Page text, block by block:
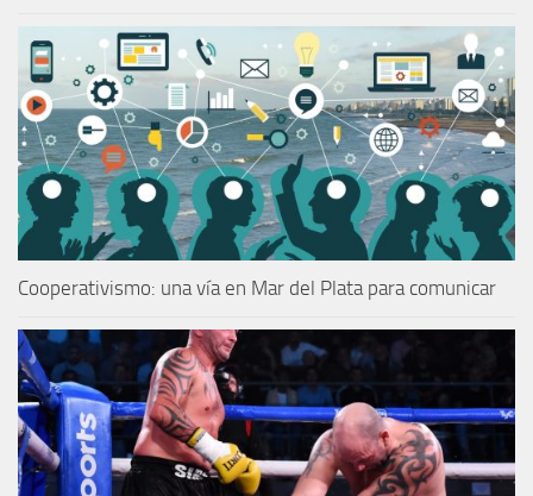
Cooperativismo: una vía en Mar del Plata para comunicar